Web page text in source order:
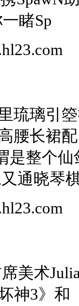
睹Sp
琉璃引
腰长裙
是整个
通晓琴
席美术
神3》和